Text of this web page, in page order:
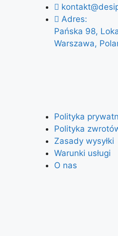
Adres:
Pańska 98,
Warszawa,
Polityka
Polityka
Zasady wysyłki
Warunki usługi
O nas